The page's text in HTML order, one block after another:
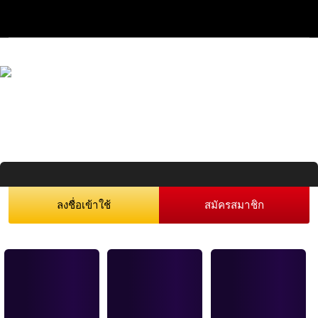
สมัครสมาชิก
ลงชื่อเข้าใช้